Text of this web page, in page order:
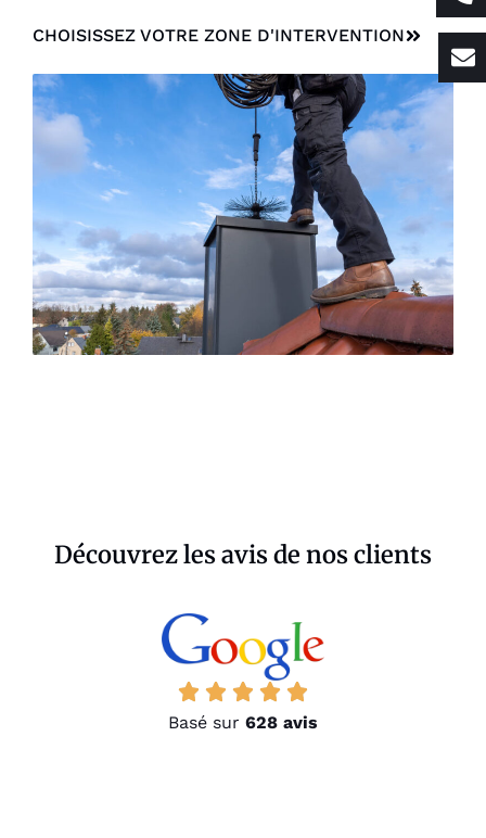
CHOISISSEZ VOTRE ZONE D'INTERVENTION
Découvrez les avis de nos clients
Basé sur 628 avis